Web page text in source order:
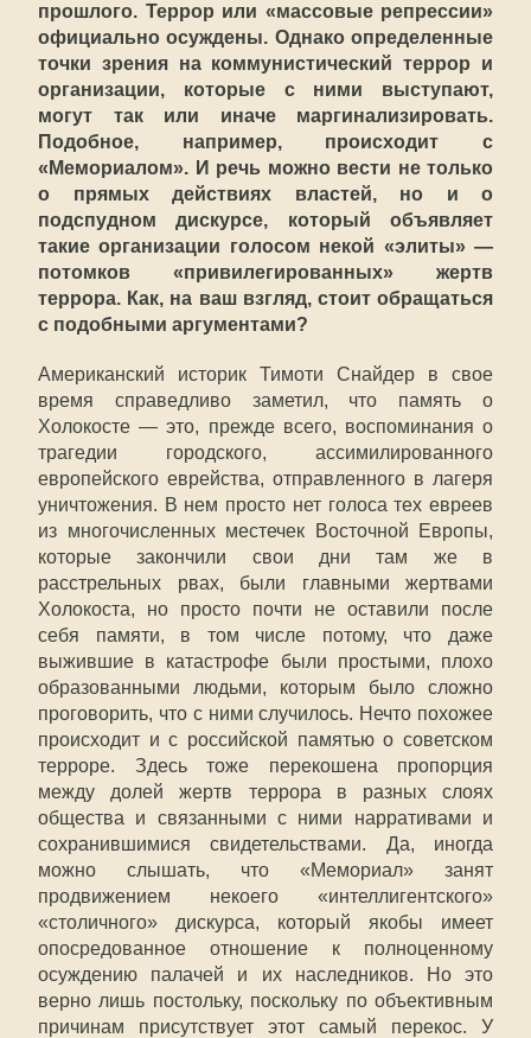
прошлого. Террор или «массовые репрессии»
официально осуждены. Однако определенные
точки зрения на коммунистический террор и
организации, которые с ними выступают,
могут так или иначе маргинализировать.
Подобное, например, происходит с
«Мемориалом». И речь можно вести не только
о прямых действиях властей, но и о
подспудном дискурсе, который объявляет
такие организации голосом некой «элиты» —
потомков «привилегированных» жертв
террора. Как, на ваш взгляд, стоит обращаться
с подобными аргументами?
Американский историк Тимоти Снайдер в свое
время справедливо заметил, что память о
Холокосте — это, прежде всего, воспоминания о
трагедии городского, ассимилированного
европейского еврейства, отправленного в лагеря
уничтожения. В нем просто нет голоса тех евреев
из многочисленных местечек Восточной Европы,
которые закончили свои дни там же в
расстрельных рвах, были главными жертвами
Холокоста, но просто почти не оставили после
себя памяти, в том числе потому, что даже
выжившие в катастрофе были простыми, плохо
образованными людьми, которым было сложно
проговорить, что с ними случилось. Нечто похожее
происходит и с российской памятью о советском
терроре. Здесь тоже перекошена пропорция
между долей жертв террора в разных слоях
общества и связанными с ними нарративами и
сохранившимися свидетельствами. Да, иногда
можно слышать, что «Мемориал» занят
продвижением некоего «интеллигентского»
«столичного» дискурса, который якобы имеет
опосредованное отношение к полноценному
осуждению палачей и их наследников. Но это
верно лишь постольку, поскольку по объективным
причинам присутствует этот самый перекос. У